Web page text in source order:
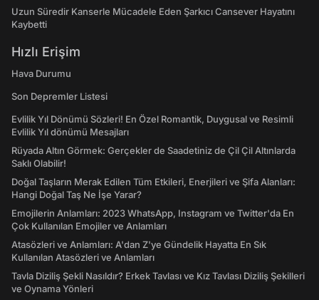
Uzun Süredir Kanserle Mücadele Eden Şarkıcı Cansever Hayatını
Kaybetti
Hızlı Erişim
Hava Durumu
Son Depremler Listesi
Evlilik Yıl Dönümü Sözleri! En Özel Romantik, Duygusal ve Resimli
Evlilik Yıl dönümü Mesajları
Rüyada Altın Görmek: Gerçekler de Saadetiniz de Çil Çil Altınlarda
Saklı Olabilir!
Doğal Taşların Merak Edilen Tüm Etkileri, Enerjileri ve Şifa Alanları:
Hangi Doğal Taş Ne İşe Yarar?
Emojilerin Anlamları: 2023 WhatsApp, Instagram ve Twitter'da En
Çok Kullanılan Emojiler ve Anlamları
Atasözleri ve Anlamları: A'dan Z'ye Gündelik Hayatta En Sık
Kullanılan Atasözleri ve Anlamları
Tavla Diziliş Şekli Nasıldır? Erkek Tavlası ve Kız Tavlası Diziliş Şekilleri
ve Oynama Yönleri